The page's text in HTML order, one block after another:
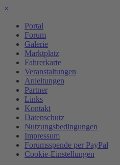
×
Portal
Forum
Galerie
Marktplatz
Fahrerkarte
Veranstaltungen
Anleitungen
Partner
Links
Kontakt
Datenschutz
Nutzungsbedingungen
Impressum
Forumsspende per PayPal
Cookie-Einstellungen